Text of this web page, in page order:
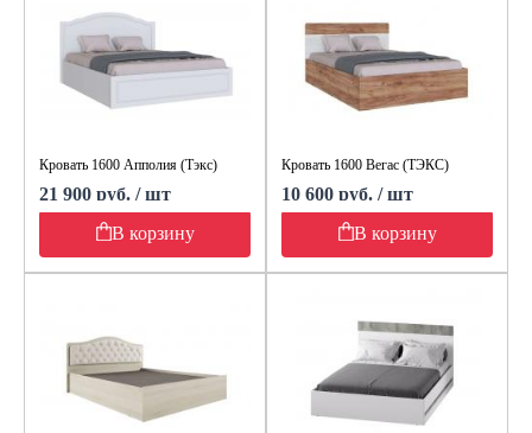
Кровать 1600 Апполия (Тэкс)
21 900 руб. / шт
В корзину
Кровать 1600 Вегас (ТЭКС)
10 600 руб. / шт
В корзину